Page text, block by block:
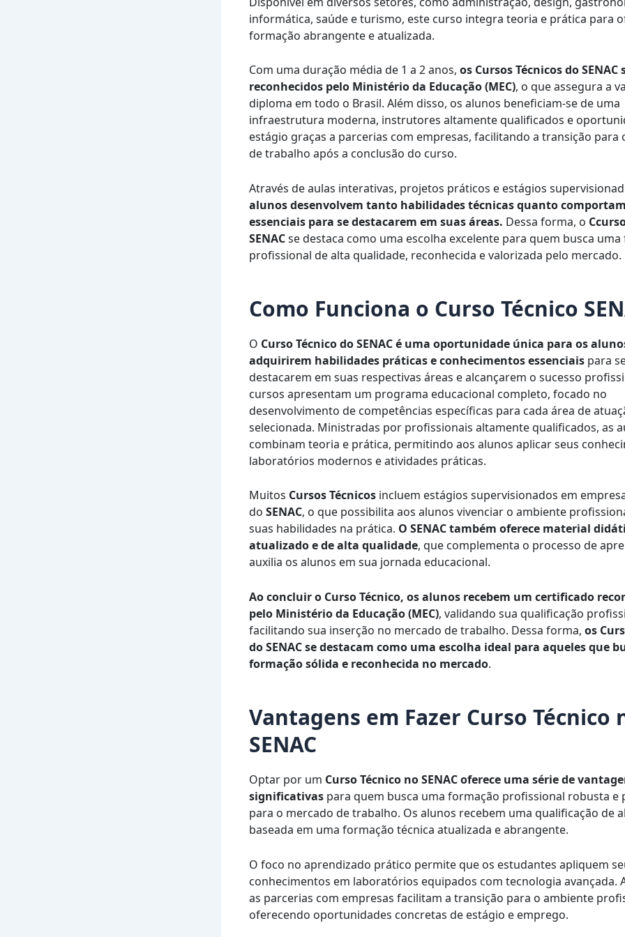
informática, saúde e turismo, este curso integra teoria e prática para
formação abrangente e atualizada.
Com uma duração média de 1 a 2 anos, os Cursos Técnicos do SENAC
reconhecidos pelo Ministério da Educação (MEC), o que assegura a
diploma em todo o Brasil. Além disso, os alunos beneficiam-se de uma
infraestrutura moderna, instrutores altamente qualificados e
estágio graças a parcerias com empresas, facilitando a transição para
de trabalho após a conclusão do curso.
Através de aulas interativas, projetos práticos e estágios
alunos desenvolvem tanto habilidades técnicas quanto
essenciais para se destacarem em suas áreas. Dessa forma, o
SENACse destaca como uma escolha excelente para quem busca
profissional de alta qualidade, reconhecida e valorizada pelo mercado.
Como Funciona o Curso Técnico
O Curso Técnico do SENAC é uma oportunidade única para os
adquirirem habilidades práticas e conhecimentos essenciais para
destacarem em suas respectivas áreas e alcançarem o sucesso
cursos apresentam um programa educacional completo, focado no
desenvolvimento de competências específicas para cada área de
selecionada. Ministradas por profissionais altamente qualificados, as
combinam teoria e prática, permitindo aos alunos aplicar seus
laboratórios modernos e atividades práticas.
Muitos Cursos Técnicos incluem estágios supervisionados em
do SENAC, o que possibilita aos alunos vivenciar o ambiente
suas habilidades na prática. O SENAC também oferece material
atualizado e de alta qualidade, que complementa o processo de
auxilia os alunos em sua jornada educacional.
Ao concluir o Curso Técnico, os alunos recebem um certificado
pelo Ministério da Educação (MEC), validando sua qualificação
facilitando sua inserção no mercado de trabalho. Dessa forma, os
do SENAC se destacam como uma escolha ideal para aqueles que
formação sólida e reconhecida no mercado.
Vantagens em Fazer Curso Técnico
SENAC
Optar por um Curso Técnico no SENACoferece uma série de
significativas para quem busca uma formação profissional robusta e
para o mercado de trabalho. Os alunos recebem uma qualificação de
baseada em uma formação técnica atualizada e abrangente.
O foco no aprendizado prático permite que os estudantes apliquem
conhecimentos em laboratórios equipados com tecnologia avançada.
as parcerias com empresas facilitam a transição para o ambiente
oferecendo oportunidades concretas de estágio e emprego.